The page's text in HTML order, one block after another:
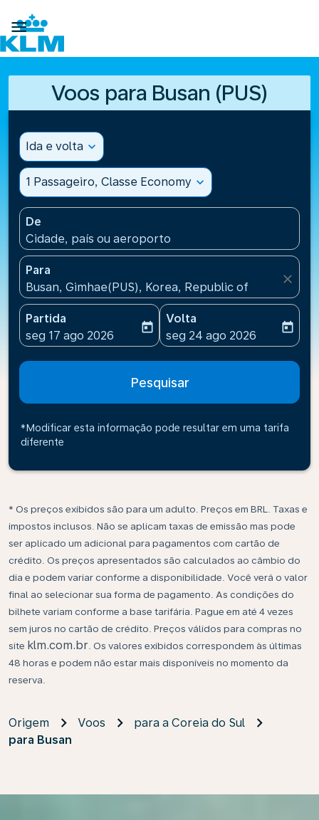

Voos para Busan (PUS)
Ida e volta expand_more
1 Passageiro, Classe Economy expand_more
De
Cidade, país ou aeroporto
Para
Busan, Gimhae(PUS), Korea, Republic of
close
Partida
fc-booking-departure-date-aria-label
seg 17 ago 2026
today
Volta
fc-booking-return-date-
seg 24 ago 2026
today
Pesquisar
*Modificar esta informação pode resultar em uma tarifa
diferente
* Os preços exibidos são para um adulto. Preços em BRL. Taxas e
impostos inclusos. Não se aplicam taxas de emissão mas pode
ser aplicado um adicional para pagamentos com cartão de
crédito. Os preços apresentados são calculados ao câmbio do
dia e podem variar conforme a disponibilidade. Você verá o valor
final ao selecionar sua forma de pagamento. As condições do
bilhete variam conforme a base tarifária. Pague em até 4 vezes
sem juros no cartão de crédito. Preços válidos para compras no
site klm.com.br . Os valores exibidos correspondem às últimas
48 horas e podem não estar mais disponíveis no momento da
reserva.
Origem Voos
para a Coreia do Sul
para Busan